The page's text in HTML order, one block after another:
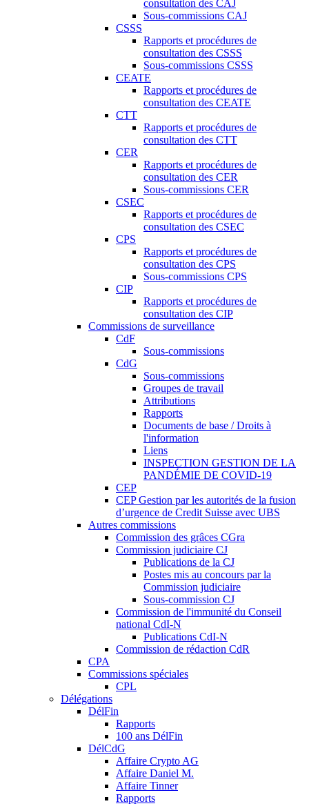
consultation des CAJ
Sous-commissions CAJ
CSSS
Rapports et procédures de
consultation des CSSS
Sous-commissions CSSS
CEATE
Rapports et procédures de
consultation des CEATE
CTT
Rapports et procédures de
consultation des CTT
CER
Rapports et procédures de
consultation des CER
Sous-commissions CER
CSEC
Rapports et procédures de
consultation des CSEC
CPS
Rapports et procédures de
consultation des CPS
Sous-commissions CPS
CIP
Rapports et procédures de
consultation des CIP
Commissions de surveillance
CdF
Sous-commissions
CdG
Sous-commissions
Groupes de travail
Attributions
Rapports
Documents de base / Droits à
l'information
Liens
INSPECTION GESTION DE LA
PANDÉMIE DE COVID-19
CEP
CEP Gestion par les autorités de la fusion
d’urgence de Credit Suisse avec UBS
Autres commissions
Commission des grâces CGra
Commission judiciaire CJ
Publications de la CJ
Postes mis au concours par la
Commission judiciaire
Sous-commission CJ
Commission de l'immunité du Conseil
national CdI-N
Publications CdI-N
Commission de rédaction CdR
CPA
Commissions spéciales
CPL
Délégations
DélFin
Rapports
100 ans DélFin
DélCdG
Affaire Crypto AG
Affaire Daniel M.
Affaire Tinner
Rapports